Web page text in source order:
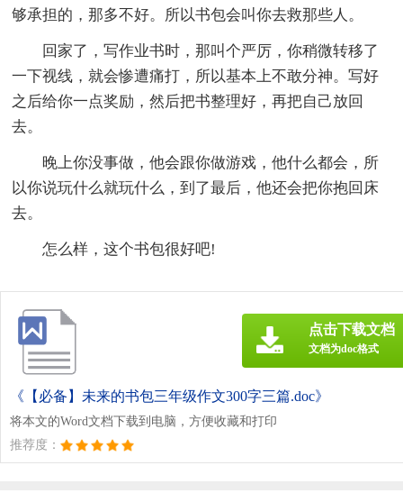
够承担的，那多不好。所以书包会叫你去救那些人。
回家了，写作业书时，那叫个严厉，你稍微转移了
一下视线，就会惨遭痛打，所以基本上不敢分神。写好
之后给你一点奖励，然后把书整理好，再把自己放回
去。
晚上你没事做，他会跟你做游戏，他什么都会，所
以你说玩什么就玩什么，到了最后，他还会把你抱回床
去。
怎么样，这个书包很好吧!
《【必备】未来的书包三年级作文300字三篇.doc》
将本文的Word文档下载到电脑，方便收藏和打印
推荐度：
点击下载文档
文档为doc格式